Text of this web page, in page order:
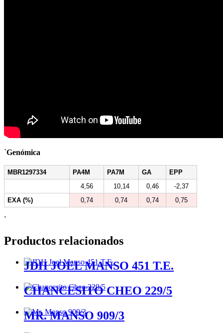
`Genómica
MBR1297334 PA4M PA7M GA
EPP
4,56
10,14 0,46
-2,37
EXA (%)
0,74 0,74 0,74 0,75
`
Productos relacionados
JDH JOEL MANSO 451 T.E.
CHANCESITO CHEO 229/5
MR. MANSO 909/3